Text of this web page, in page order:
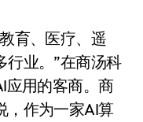
育、医疗、遥
行业。”在商汤科
应用的客商。商
，作为一家AI算